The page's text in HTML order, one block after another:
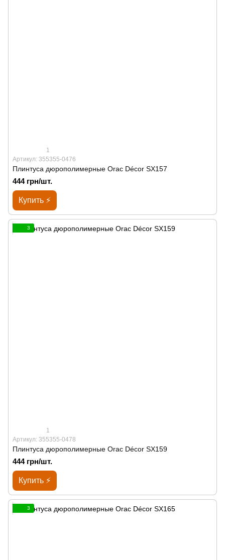
1
Артикул: 355355-0476
Плинтуса дюрополимерные Orac Décor SX157
444 грн/шт.
Купить ⚡
3
1
Артикул: 355355-0478
Плинтуса дюрополимерные Orac Décor SX159
444 грн/шт.
Купить ⚡
3